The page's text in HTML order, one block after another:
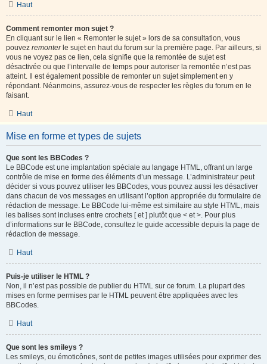
Haut
Comment remonter mon sujet ?
En cliquant sur le lien « Remonter le sujet » lors de sa consultation, vous
pouvez remonterle sujet en haut du forum sur la première page. Par ailleurs, si
vous ne voyez pas ce lien, cela signifie que la remontée de sujet est
désactivée ou que l’intervalle de temps pour autoriser la remontée n’est pas
atteint. Il est également possible de remonter un sujet simplement en y
répondant. Néanmoins, assurez-vous de respecter les règles du forum en le
faisant.
Haut
Mise en forme et types de sujets
Que sont les BBCodes ?
Le BBCode est une implantation spéciale au langage HTML, offrant un large
contrôle de mise en forme des éléments d’un message. L’administrateur peut
décider si vous pouvez utiliser les BBCodes, vous pouvez aussi les désactiver
dans chacun de vos messages en utilisant l’option appropriée du formulaire de
rédaction de message. Le BBCode lui-même est similaire au style HTML, mais
les balises sont incluses entre crochets [ et ] plutôt que < et >. Pour plus
d’informations sur le BBCode, consultez le guide accessible depuis la page de
rédaction de message.
Haut
Puis-je utiliser le HTML ?
Non, il n’est pas possible de publier du HTML sur ce forum. La plupart des
mises en forme permises par le HTML peuvent être appliquées avec les
BBCodes.
Haut
Que sont les smileys ?
Les smileys, ou émoticônes, sont de petites images utilisées pour exprimer des